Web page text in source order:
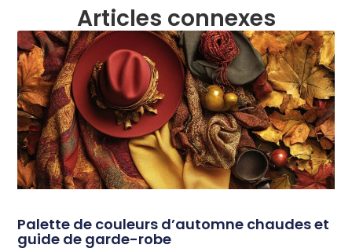
Articles connexes
Palette de couleurs d’automne chaudes et
guide de garde-robe